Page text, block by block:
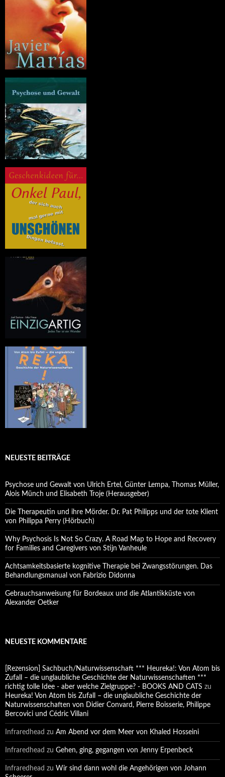
NEUESTE BEITRÄGE
Psychose und Gewalt von Ulrich Ertel, Günter Lempa, Thomas Müller,
Alois Münch und Elisabeth Troje (Herausgeber)
Die Therapeutin und ihre Mörder. Dr. Pat Philipps und der tote Klient
von Philippa Perry (Hörbuch)
Why Psychosis Is Not So Crazy. A Road Map to Hope and Recovery
for Families and Caregivers von Stijn Vanheule
Achtsamkeitsbasierte kognitive Therapie bei Zwangsstörungen. Das
Behandlungsmanual von Fabrizio Didonna
Gebrauchsanweisung für Bordeaux und die Atlantikküste von
Alexander Oetker
NEUESTE KOMMENTARE
[Rezension] Sachbuch/Naturwissenschaft *** Heureka!: Von Atom bis
Zufall – die unglaubliche Geschichte der Naturwissenschaften ***
richtig tolle Idee - aber welche Zielgruppe? - BOOKS AND CATS zu
Heureka! Von Atom bis Zufall – die unglaubliche Geschichte der
Naturwissenschaften von Didier Convard, Pierre Boisserie, Philippe
Bercovici und Cédric Villani
Infraredhead zu Am Abend vor dem Meer von Khaled Hosseini
Infraredhead zu Gehen, ging, gegangen von Jenny Erpenbeck
Infraredhead zu Wir sind dann wohl die Angehörigen von Johann